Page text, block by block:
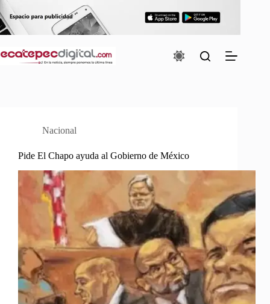
al
contenido
Nacional
Pide El Chapo ayuda al Gobierno de México